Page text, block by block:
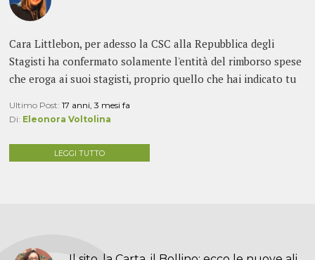
Cara Littlebon, per adesso la CSC alla Repubblica degli
Stagisti ha confermato solamente l'entità del rimborso spese
che eroga ai suoi stagisti, proprio quello che hai indicato tu
Ultimo Post:17 anni, 3 mesi fa
Di: Eleonora Voltolina
LEGGI TUTTO